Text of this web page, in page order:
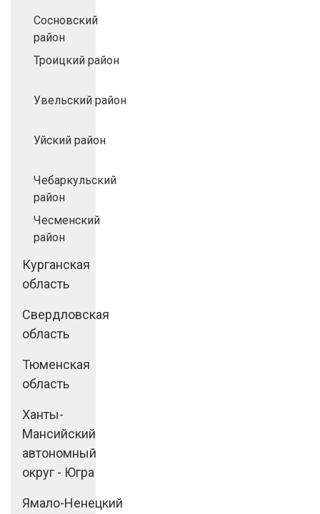
Сосновский
район
Троицкий район
Увельский район
Уйский район
Чебаркульский
район
Чесменский
район
Курганская
область
Свердловская
область
Тюменская
область
Ханты-
Мансийский
автономный
округ - Югра
Ямало-Ненецкий